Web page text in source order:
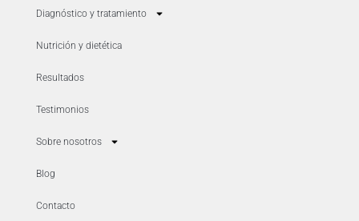
Diagnóstico y tratamiento
Nutrición y dietética
Resultados
Testimonios
Sobre nosotros
Blog
Contacto